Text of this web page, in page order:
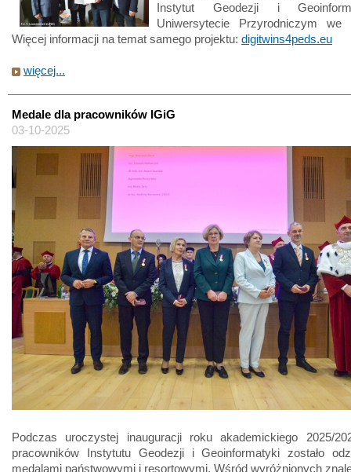
Instytut Geodezji i
Uniwersytecie Przyrodniczym we
Więcej informacji na temat samego projektu: digitwins4peds.eu
więcej...
Medale dla pracowników IGiG
03-10-2025
Podczas uroczystej inauguracji roku akademickiego 2025/
pracowników Instytutu Geodezji i Geoinformatyki zostało
medalami państwowymi i resortowymi. Wśród wyróżnionych